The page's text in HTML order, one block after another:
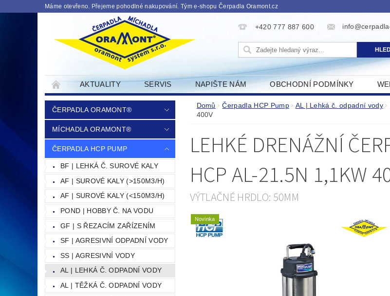
Máme otevřeno. Přejeme pohodlné nakupování. Tým e-shopu Čerpadla Oramont.cz
+420 777 887 600
AKTUALITY SERVIS NAPIŠTE NÁM OBCHODNÍ PODMÍNKY
PODMINKY OCHRANY OSOBNICH UDAJU
ČERPADLA ORAMONT®
MÍCHADLA ORAMONT®
ČERPADLA HCP PUMP
BF | LEHKÁ Č. SUROVÉ KALY
AF | SUROVÉ KALY (>150M3/H)
AF | SUROVÉ KALY (<150M3/H)
POND | HOBBY Č. NA VODU
GF | S ŘEZACÍM ZAŘÍZENÍM
SF | AGRESIVNÍ ODPADNÍ VODY
SS | AGRESIVNÍ VODY
AL | LEHKÁ Č. ODPADNÍ VODY
AL | TĚŽKÁ Č. ODPADNÍ VODY
Domů Čerpadla HCP Pump AL | Lehká č. odpadní vody
400V
LEHKÉ DRENÁŽNÍ
HCP AL-21.5N 1,1KW
VÝTLAČNÉ HRDLO: 50MM
Novinka